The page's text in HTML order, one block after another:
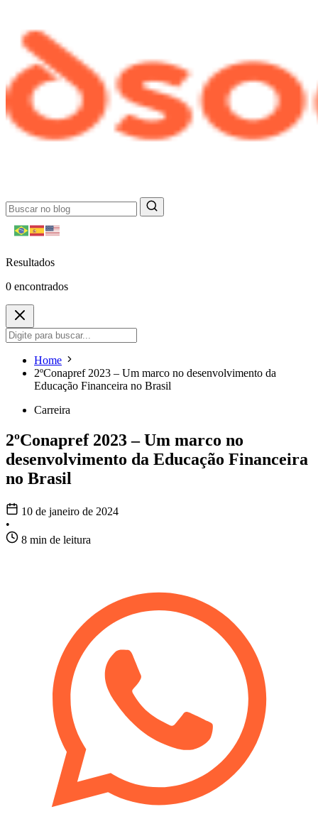
Resultados
0 encontrados
Home
2ºConapref 2023 – Um marco no desenvolvimento da
Educação Financeira no Brasil
Carreira
2ºConapref 2023 – Um marco no
desenvolvimento da Educação Financeira
no Brasil
10 de janeiro de 2024
•
8 min de leitura